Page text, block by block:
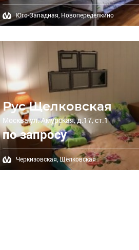
Юго-Западная, Новопеределкино
Рус Щелковская
Москва ул. Амурская, д.17, ст.1
по запросу
Черкизовская,Щёлковская